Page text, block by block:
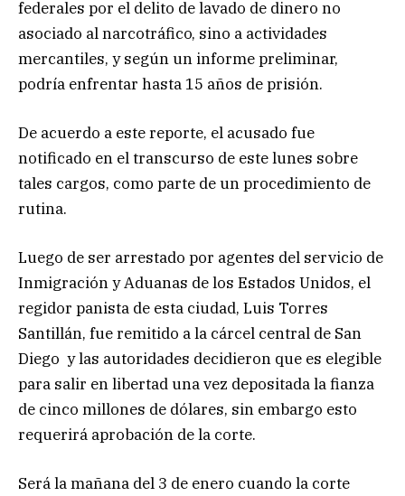
federales por el delito de lavado de dinero no
asociado al narcotráfico, sino a actividades
mercantiles, y según un informe preliminar,
podría enfrentar hasta 15 años de prisión.
De acuerdo a este reporte, el acusado fue
notificado en el transcurso de este lunes sobre
tales cargos, como parte de un procedimiento de
rutina.
Luego de ser arrestado por agentes del servicio de
Inmigración y Aduanas de los Estados Unidos, el
regidor panista de esta ciudad, Luis Torres
Santillán, fue remitido a la cárcel central de San
Diego y las autoridades decidieron que es elegible
para salir en libertad una vez depositada la fianza
de cinco millones de dólares, sin embargo esto
requerirá aprobación de la corte.
Será la mañana del 3 de enero cuando la corte